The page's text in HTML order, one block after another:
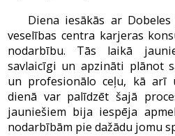
Diena iesākās ar
veselības centra karjeras
nodarbību. Tās laikā
savlaicīgi un apzināti plānot
un profesionālo ceļu, kā arī
dienā var palīdzēt šajā
jauniešiem bija iespēja
nodarbībām pie dažādu jomu